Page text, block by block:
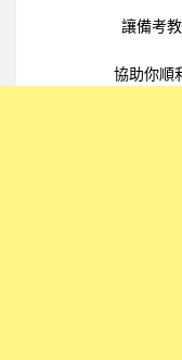
讓備考
協助你順